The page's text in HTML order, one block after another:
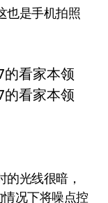
也是手机拍照
光线很暗，
况下将噪点控